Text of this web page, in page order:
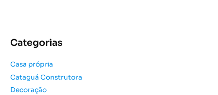
e
i
a
r
p
Categorias
Casa própria
Cataguá Construtora
Decoração